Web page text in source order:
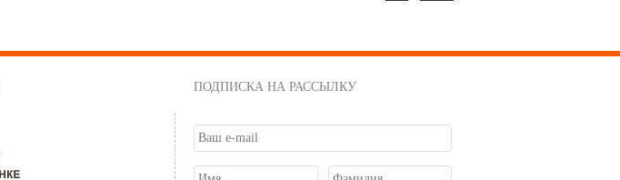
ПОДПИСКА НА РАССЫЛКУ